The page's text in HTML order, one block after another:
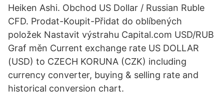
Heiken Ashi. Obchod US Dollar / Russian Ruble
CFD. Prodat-Koupit-Přidat do oblíbených
položek Nastavit výstrahu Capital.com USD/RUB
Graf měn Current exchange rate US DOLLAR
(USD) to CZECH KORUNA (CZK) including
currency converter, buying & selling rate and
historical conversion chart.